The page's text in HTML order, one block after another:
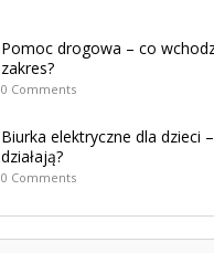
Pomoc drogowa – co
zakres?
0 Comments
Biurka elektryczne dla dzieci
działają?
0 Comments